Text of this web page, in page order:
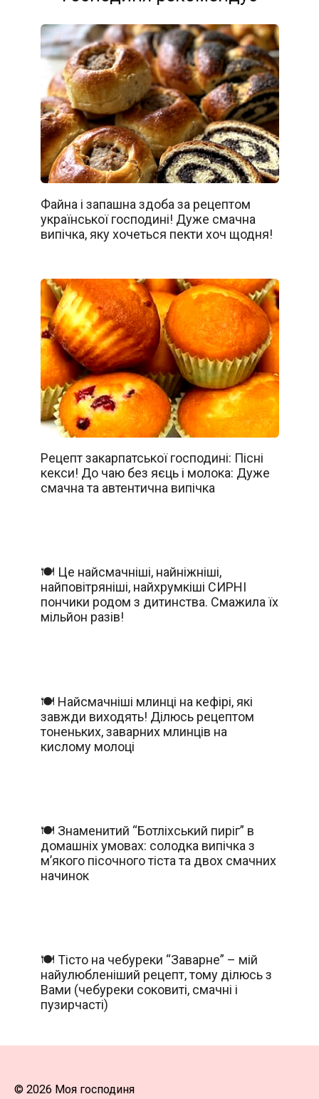
Файна і запашна здоба за рецептом
української господині! Дуже смачна
випічка, яку хочеться пекти хоч щодня!
Рецепт закарпатської господині: Пісні
кекси! До чаю без яєць і молока: Дуже
смачна та автентична випічка
🍽️ Це найсмачніші, найніжніші,
найповітряніші, найхрумкіші СИРНІ
пончики родом з дитинства. Смажила їх
мільйон разів!
🍽️ Найсмачніші млинці на кефірі, які
завжди виходять! Ділюсь рецептом
тоненьких, заварних млинців на
кислому молоці
🍽️ Знаменитий “Ботліхський пиріг” в
домашніх умовах: солодка випічка з
м’якого пісочного тіста та двох смачних
начинок
🍽️ Тісто на чебуреки “Заварне” – мій
найулюбленіший рецепт, тому ділюсь з
Вами (чебуреки соковиті, смачні і
пузирчасті)
© 2026 Моя господиня